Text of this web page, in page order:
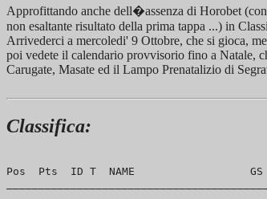
Approfittando anche dell�assenza di Horobet
non esaltante risultato della prima tappa ...) in
Arrivederci a mercoledi' 9 Ottobre, che si gioca,
poi vedete il calendario provvisorio fino a Natale,
Carugate, Masate ed il Lampo Prenatalizio di
Classifica:
Pos  Pts  ID T  NAME